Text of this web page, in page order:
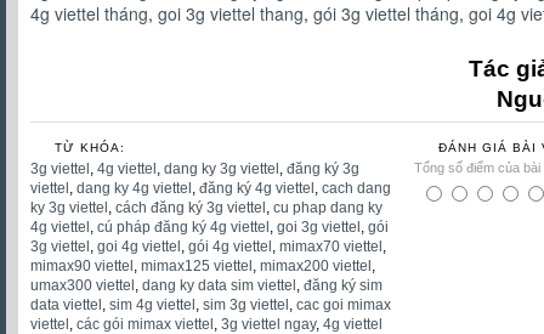
4g viettel tháng, goi 3g viettel thang, gói 3g viettel tháng, goi 4g
Tác
TỪ KHÓA:
3g viettel , 4g viettel , dang ky 3g viettel , đăng ký 3g
viettel , dang ky 4g viettel , đăng ký 4g viettel , cach dang
ky 3g viettel , cách đăng ký 3g viettel , cu phap dang ky
4g viettel , cú pháp đăng ký 4g viettel , goi 3g viettel , gói
3g viettel , goi 4g viettel , gói 4g viettel , mimax70 viettel ,
mimax90 viettel , mimax125 viettel , mimax200 viettel ,
umax300 viettel , dang ky data sim viettel , đăng ký sim
data viettel , sim 4g viettel , sim 3g viettel , cac goi mimax
viettel , các gói mimax viettel , 3g viettel ngay, 4g viettel
ĐÁNH GIÁ BÀI
Tổng số điểm của